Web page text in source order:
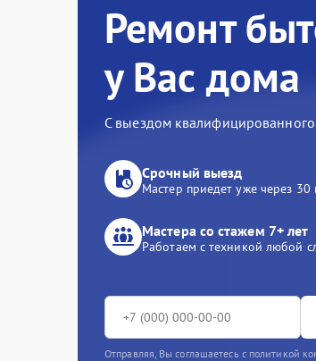
Ремонт
у Вас дома
С выездом квалифицированного
Срочный выезд
Мастер приедет уже через 30
Мастера со стажем 7+ лет
Работаем с техникой любой
Отправляя, Вы соглашаетесь с политикой